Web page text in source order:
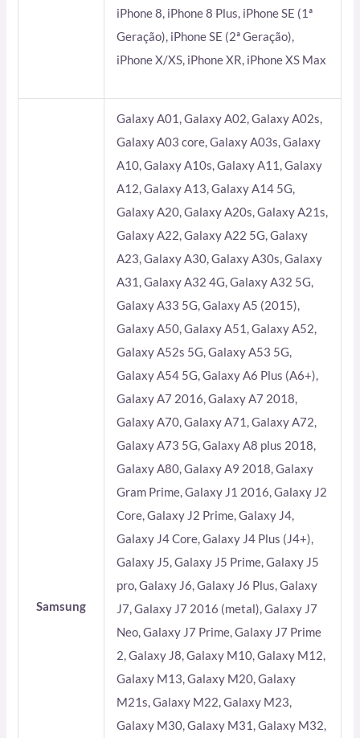
iPhone 8, iPhone 8 Plus, iPhone SE (1ª
Geração), iPhone SE (2ª Geração),
iPhone X/XS, iPhone XR, iPhone XS Max
Samsung
Galaxy A01, Galaxy A02, Galaxy A02s,
Galaxy A03 core, Galaxy A03s, Galaxy
A10, Galaxy A10s, Galaxy A11, Galaxy
A12, Galaxy A13, Galaxy A14 5G,
Galaxy A20, Galaxy A20s, Galaxy A21s,
Galaxy A22, Galaxy A22 5G, Galaxy
A23, Galaxy A30, Galaxy A30s, Galaxy
A31, Galaxy A32 4G, Galaxy A32 5G,
Galaxy A33 5G, Galaxy A5 (2015),
Galaxy A50, Galaxy A51, Galaxy A52,
Galaxy A52s 5G, Galaxy A53 5G,
Galaxy A54 5G, Galaxy A6 Plus (A6+),
Galaxy A7 2016, Galaxy A7 2018,
Galaxy A70, Galaxy A71, Galaxy A72,
Galaxy A73 5G, Galaxy A8 plus 2018,
Galaxy A80, Galaxy A9 2018, Galaxy
Gram Prime, Galaxy J1 2016, Galaxy J2
Core, Galaxy J2 Prime, Galaxy J4,
Galaxy J4 Core, Galaxy J4 Plus (J4+),
Galaxy J5, Galaxy J5 Prime, Galaxy J5
pro, Galaxy J6, Galaxy J6 Plus, Galaxy
J7, Galaxy J7 2016 (metal), Galaxy J7
Neo, Galaxy J7 Prime, Galaxy J7 Prime
2, Galaxy J8, Galaxy M10, Galaxy M12,
Galaxy M13, Galaxy M20, Galaxy
M21s, Galaxy M22, Galaxy M23,
Galaxy M30, Galaxy M31, Galaxy M32,